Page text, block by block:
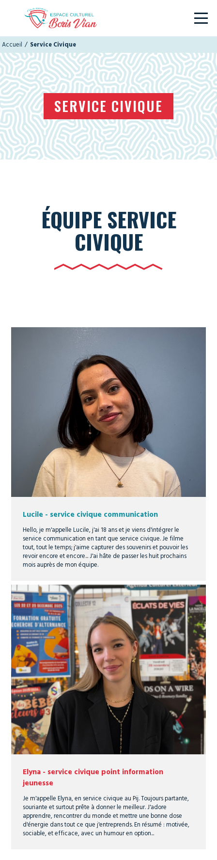
Accueil / Service Civique
SERVICE CIVIQUE
ÉQUIPE SERVICE
CIVIQUE
Lucile - service civique communication
Hello, je m'appelle Lucile, j'ai 18 ans et je viens d'intégrer le
service communication en tant que service civique. Je filme
tout, tout le temps; j'aime capturer des souvenirs et pouvoir les
revoir encore et encore... J'ai hâte de passer les huit prochains
mois auprès de mon équipe.
Elyna - service civique point information
jeunesse
Je m'appelle Elyna, en service civique au Pij. Toujours partante,
souriante et surtout prête à donner le meilleur. J'adore
apprendre, rencontrer du monde et mettre une bonne dose
d'énergie dans tout ce que j'entreprends. En résumé : motivée,
sociable, et efficace, avec un humour en option...